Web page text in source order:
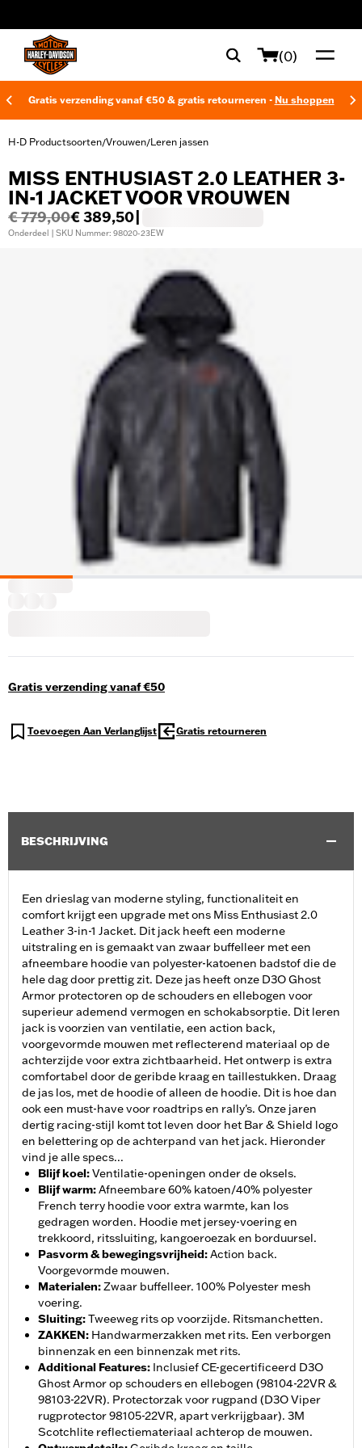
(0)
Gratis verzending vanaf €50 & gratis retourneren - Nu shoppen
H-D Productsoorten/Vrouwen/Leren jassen
MISS ENTHUSIAST 2.0 LEATHER 3-
IN-1 JACKET VOOR VROUWEN
€ 779,00€ 389,50
Onderdeel | SKU Nummer: 98020-23EW
Gratis verzending vanaf €50
Toevoegen Aan Verlanglijst Gratis retourneren
BESCHRIJVING
Een drieslag van moderne styling, functionaliteit en
comfort krijgt een upgrade met ons Miss Enthusiast 2.0
Leather 3-in-1 Jacket. Dit jack heeft een moderne
uitstraling en is gemaakt van zwaar buffelleer met een
afneembare hoodie van polyester-katoenen badstof die de
hele dag door prettig zit. Deze jas heeft onze D3O Ghost
Armor protectoren op de schouders en ellebogen voor
superieur ademend vermogen en schokabsorptie. Dit leren
jack is voorzien van ventilatie, een action back,
voorgevormde mouwen met reflecterend materiaal op de
achterzijde voor extra zichtbaarheid. Het ontwerp is extra
comfortabel door de geribde kraag en taillestukken. Draag
de jas los, met de hoodie of alleen de hoodie. Dit is hoe dan
ook een must-have voor roadtrips en rally's. Onze jaren
dertig racing-stijl komt tot leven door het Bar & Shield logo
en belettering op de achterpand van het jack. Hieronder
vind je alle specs...
Blijf koel:Ventilatie-openingen onder de oksels.
Blijf warm:Afneembare 60% katoen/40% polyester
French terry hoodie voor extra warmte, kan los
gedragen worden. Hoodie met jersey-voering en
trekkoord, ritssluiting, kangoeroezak en borduursel.
Pasvorm & bewegingsvrijheid:Action back.
Voorgevormde mouwen.
Materialen:Zwaar buffelleer. 100% Polyester mesh
voering.
Sluiting:Tweeweg rits op voorzijde. Ritsmanchetten.
ZAKKEN: Handwarmerzakken met rits. Een verborgen
binnenzak en een binnenzak met rits.
Additional Features: Inclusief CE-gecertificeerd D3O
Ghost Armor op schouders en ellebogen (98104-22VR &
98103-22VR). Protectorzak voor rugpand (D3O Viper
rugprotector 98105-22VR, apart verkrijgbaar). 3M
Scotchlite reflectiemateriaal achterop de mouwen.